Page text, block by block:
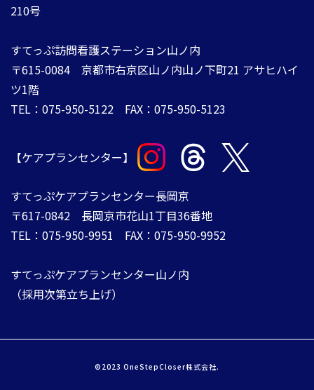
210号
すてっぷ訪問看護ステーション山ノ内
​​​​​​​〒615-0084 ​​​​​​​京都市右京区山ノ内山ノ下町21 アサヒハイ
ツ1階
TEL：075-950-5122 FAX：075-950-5123​​​​​​
【ケアプランセンター】
​​​​​​​すてっぷケアプランセンター長岡京
〒617-0842 ​​​​​​​長岡京市花山1丁目36番地
TEL：075-950-9951 FAX：075-950-9952
すてっぷケアプランセンター山ノ内
（採用次第立ち上げ）​​​​​​​
©2023 OneStepCloser株式会社.